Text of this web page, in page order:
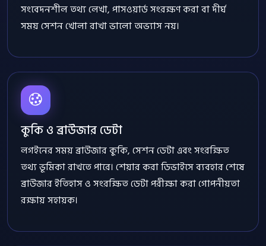
সংবেদনশীল তথ্য লেখা, পাসওয়ার্ড সংরক্ষণ করা বা দীর্ঘ
সময় সেশন খোলা রাখা ভালো অভ্যাস নয়।
কুকি ও ব্রাউজার ডেটা
লগইনের সময় ব্রাউজার কুকি, সেশন ডেটা এবং সংরক্ষিত
তথ্য ভূমিকা রাখতে পারে। শেয়ার করা ডিভাইসে ব্যবহার শেষে
ব্রাউজার ইতিহাস ও সংরক্ষিত ডেটা পরীক্ষা করা গোপনীয়তা
রক্ষায় সহায়ক।